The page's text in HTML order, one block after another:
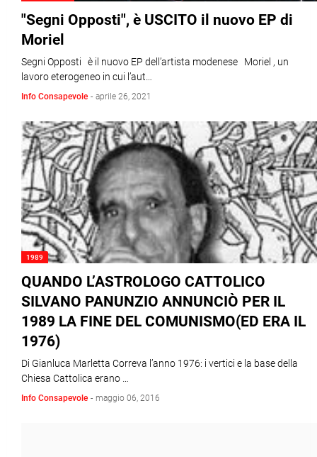
"Segni Opposti", è USCITO il nuovo EP di
Moriel
Segni Opposti è il nuovo EP dell’artista modenese Moriel , un
lavoro eterogeneo in cui l’aut…
Info Consapevole - aprile 26, 2021
1989
QUANDO L’ASTROLOGO CATTOLICO
SILVANO PANUNZIO ANNUNCIÒ PER IL
1989 LA FINE DEL COMUNISMO(ED ERA IL
1976)
Di Gianluca Marletta Correva l’anno 1976: i vertici e la base della
Chiesa Cattolica erano …
Info Consapevole - maggio 06, 2016